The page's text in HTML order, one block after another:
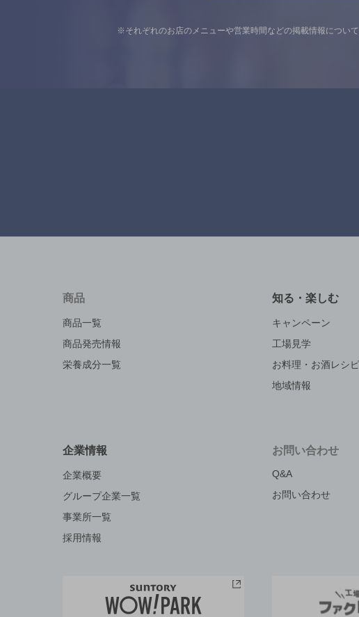
※それぞれのお店のメニューや営業時間などの掲載情報について
商品
商品一覧
商品発売情報
栄養成分一覧
知る・楽しむ
キャンペーン
工場見学
お料理・お酒レシピ
地域情報
企業情報
企業概要
グループ企業一覧
事業所一覧
採用情報
お問い合わせ
Q&A
お問い合わせ